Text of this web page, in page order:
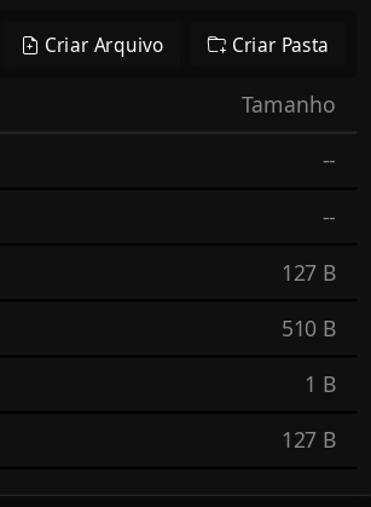
Criar Arquivo Criar Pasta
Tamanho
--
--
127 B
510 B
1 B
127 B